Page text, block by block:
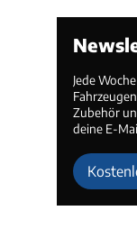
Jede
Zubehör
deine E-